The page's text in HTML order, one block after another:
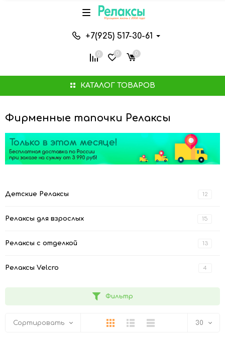
КАТАЛОГ ТОВАРОВ
+7(925) 517-30-61
0 0 0
Фирменные тапочки Релаксы
12
Детские Релаксы
15
Релаксы для взрослых
13
Релаксы с отделкой
4
Релаксы Velcro
Фильтр
Сортировать ПлиткаПодробноКомпактно 30